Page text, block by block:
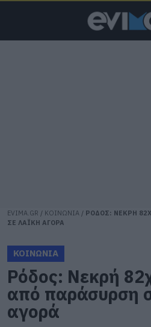
EVIMA.GR / ΚΟΙΝΩΝΙΑ / ΡΟΔΟΣ: ΝΕΚΡΗ
ΣΕ ΛΑΪΚΗ ΑΓΟΡΑ
ΚΟΙΝΩΝΙΑ
Ρόδος: Νεκρή
από παράσυρση
αγορά